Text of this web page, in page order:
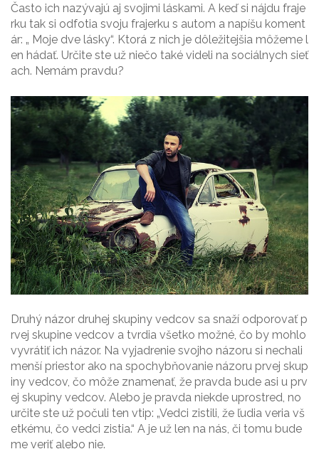
Často ich nazývajú aj svojimi láskami. A keď si nájdu fraje
rku tak si odfotia svoju frajerku s autom a napíšu koment
ár: „ Moje dve lásky“. Ktorá z nich je dôležitejšia môžeme l
en hádať. Určite ste už niečo také videli na sociálnych sieť
ach. Nemám pravdu?
Druhý názor druhej skupiny vedcov sa snaží odporovať p
rvej skupine vedcov a tvrdia všetko možné, čo by mohlo
vyvrátiť ich názor. Na vyjadrenie svojho názoru si nechali
menší priestor ako na spochybňovanie názoru prvej skup
iny vedcov, čo môže znamenať, že pravda bude asi u prv
ej skupiny vedcov. Alebo je pravda niekde uprostred, no
určite ste už počuli ten vtip: „Vedci zistili, že ľudia veria vš
etkému, čo vedci zistia.“ A je už len na nás, či tomu bude
me veriť alebo nie.